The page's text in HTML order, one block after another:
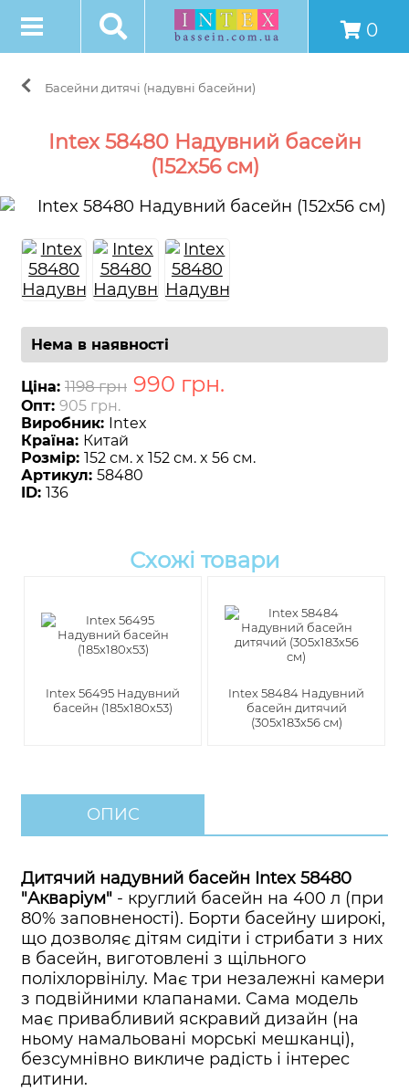
0
Басейни дитячі (надувні басейни)
Intex 58480 Надувний басейн
(152х56 см)
Нема в наявності
Ціна: 1198 грн 990 грн.
Опт: 905 грн.
Виробник: Intex
Країна: Китай
Розмір: 152 см. x 152 см. x 56 см.
Артикул: 58480
ID: 136
Схожі товари
Intex 56495 Надувний
басейн (185х180х53)
Intex 58484 Надувний
басейн дитячий
(305х183х56 см)
ОПИС
Дитячий надувний басейн Intex 58480
"Акваріум" - круглий басейн на 400 л (при
80% заповненості). Борти басейну широкі,
що дозволяє дітям сидіти і стрибати з них
в басейн, виготовлені з щільного
поліхлорвінілу. Має три незалежні камери
з подвійними клапанами. Сама модель
має привабливий яскравий дизайн (на
ньому намальовані морські мешканці),
безсумнівно викличе радість і інтерес
дитини.